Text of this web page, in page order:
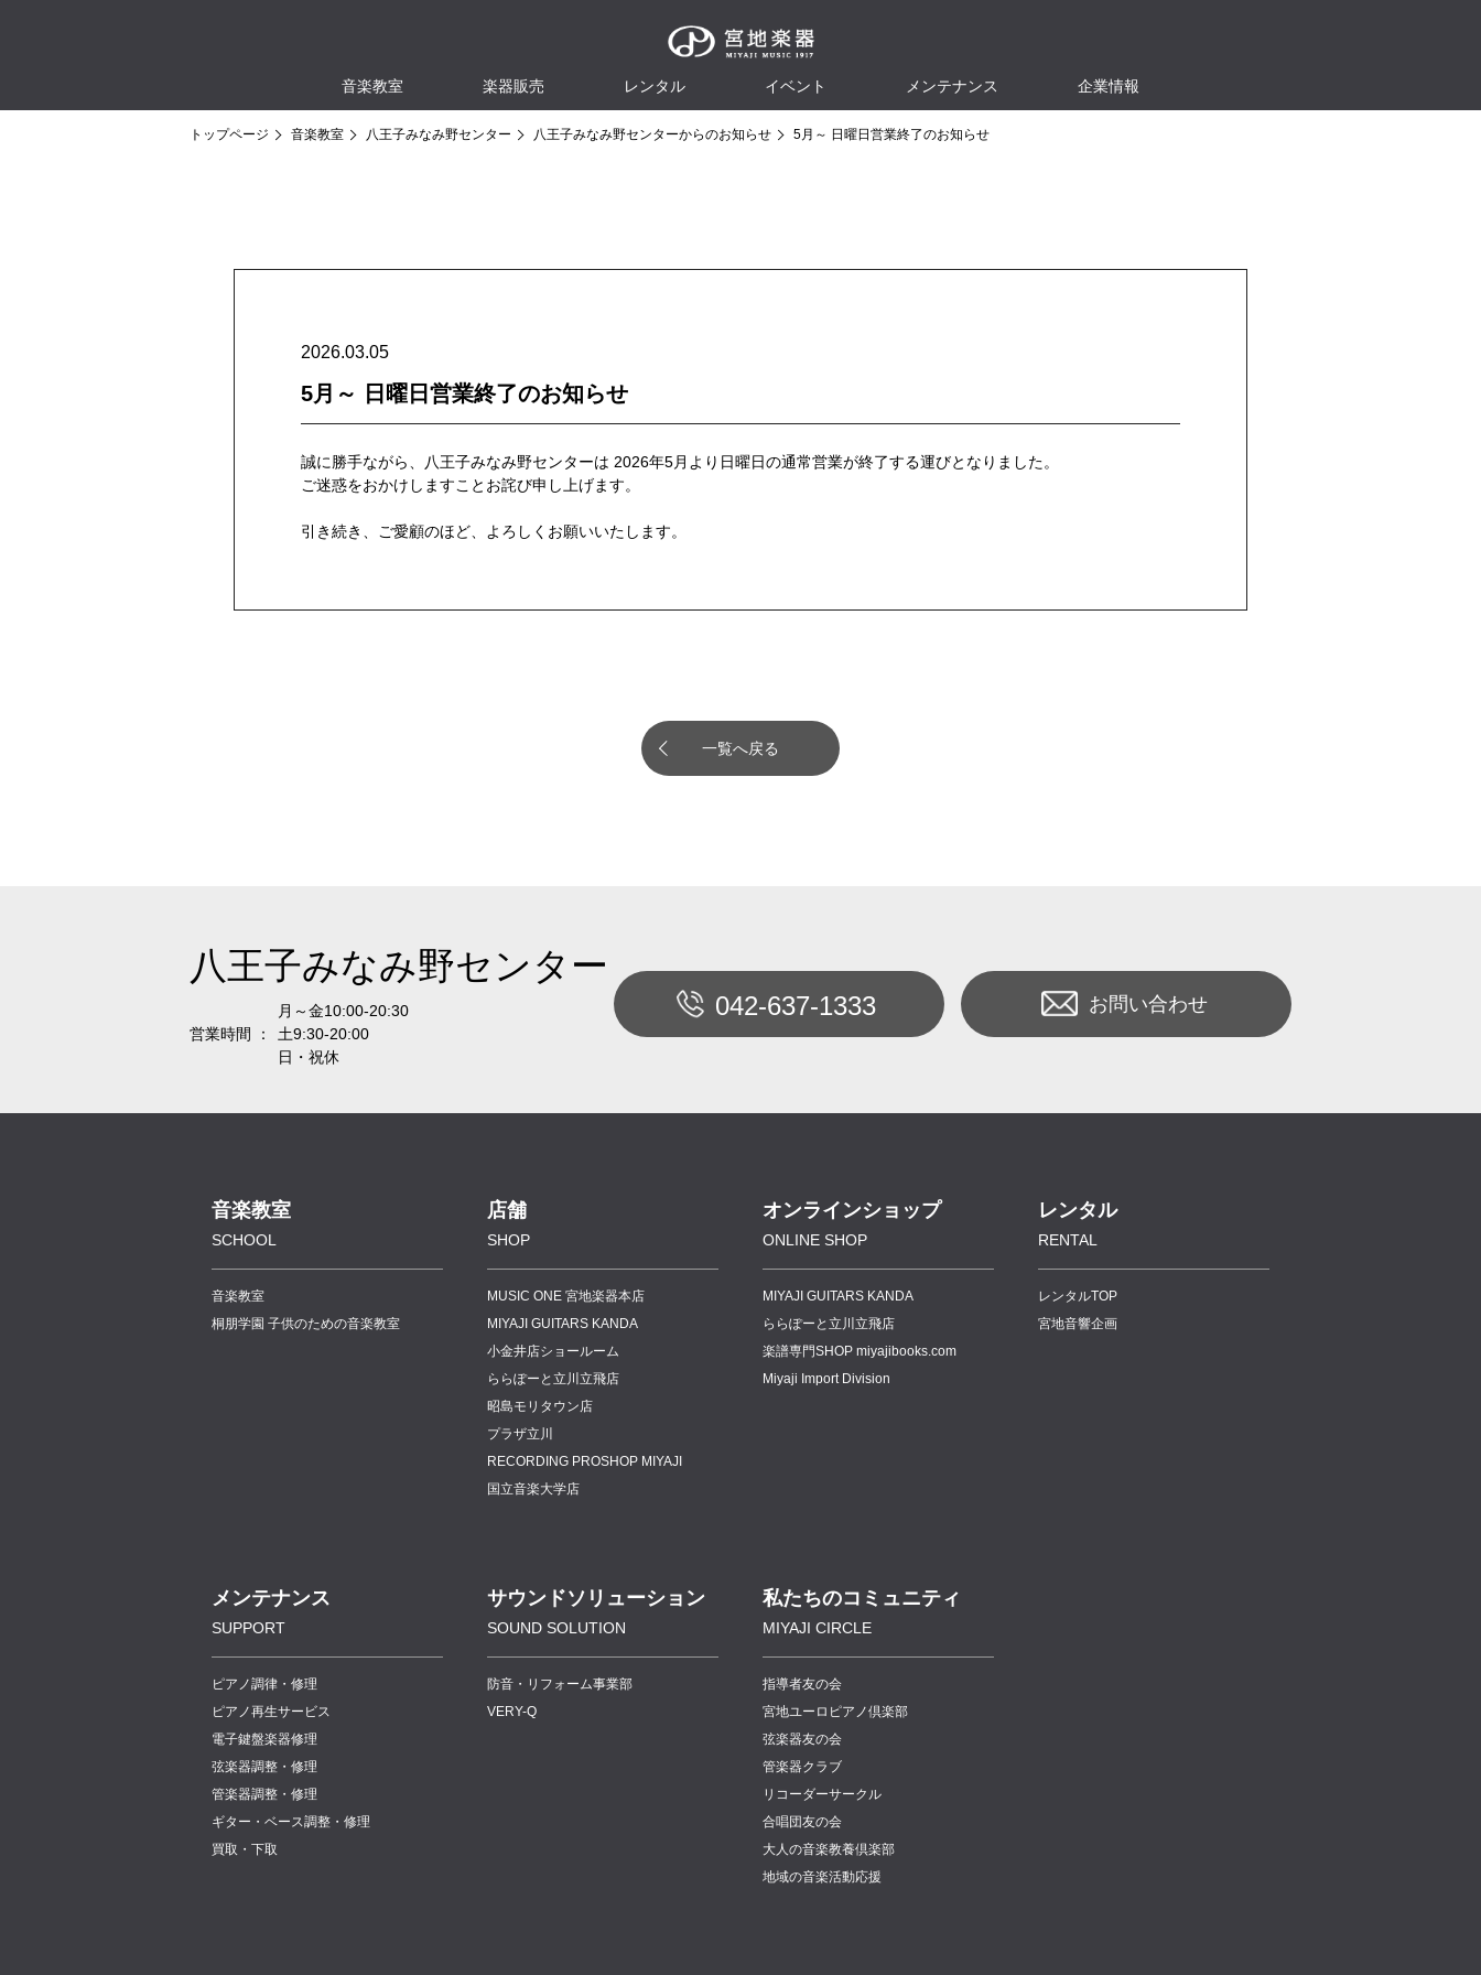
音楽教室 楽器販売 レンタル イベント メンテナンス 企業情報
トップページ 音楽教室 八王子みなみ野センター 八王子みなみ野センターからのお知らせ 5月～ 日曜日営業終了のお知らせ
2026.03.05
5月～ 日曜日営業終了のお知らせ
誠に勝手ながら、八王子みなみ野センターは 2026年5月より日曜日の通常営業が終了する運びとなりました。
ご迷惑をおかけしますことお詫び申し上げます。
引き続き、ご愛顧のほど、よろしくお願いいたします。
一覧へ戻る
八王子みなみ野センター
営業時間 ：
月～金10:00-20:30
土9:30-20:00
日・祝休
042-637-1333 お問い合わせ
音楽教室
SCHOOL
音楽教室
桐朋学園 子供のための音楽教室
店舗
SHOP
MUSIC ONE 宮地楽器本店
MIYAJI GUITARS KANDA
小金井店ショールーム
ららぽーと立川立飛店
昭島モリタウン店
プラザ立川
RECORDING PROSHOP MIYAJI
国立音楽大学店
オンラインショップ
ONLINE SHOP
MIYAJI GUITARS KANDA
ららぽーと立川立飛店
楽譜専門SHOP miyajibooks.com
Miyaji Import Division
レンタル
RENTAL
レンタルTOP
宮地音響企画
メンテナンス
SUPPORT
ピアノ調律・修理
ピアノ再生サービス
電子鍵盤楽器修理
弦楽器調整・修理
管楽器調整・修理
ギター・ベース調整・修理
買取・下取
サウンドソリューション
SOUND SOLUTION
防音・リフォーム事業部
VERY-Q
私たちのコミュニティ
MIYAJI CIRCLE
指導者友の会
宮地ユーロピアノ倶楽部
弦楽器友の会
管楽器クラブ
リコーダーサークル
合唱団友の会
大人の音楽教養倶楽部
地域の音楽活動応援